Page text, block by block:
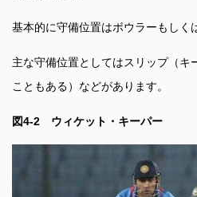
基本的に守備位置はボウラーもしく
主な守備位置としてはスリップ（キ
こともある）などがあります。
図4-2 ウィケット・キーパー